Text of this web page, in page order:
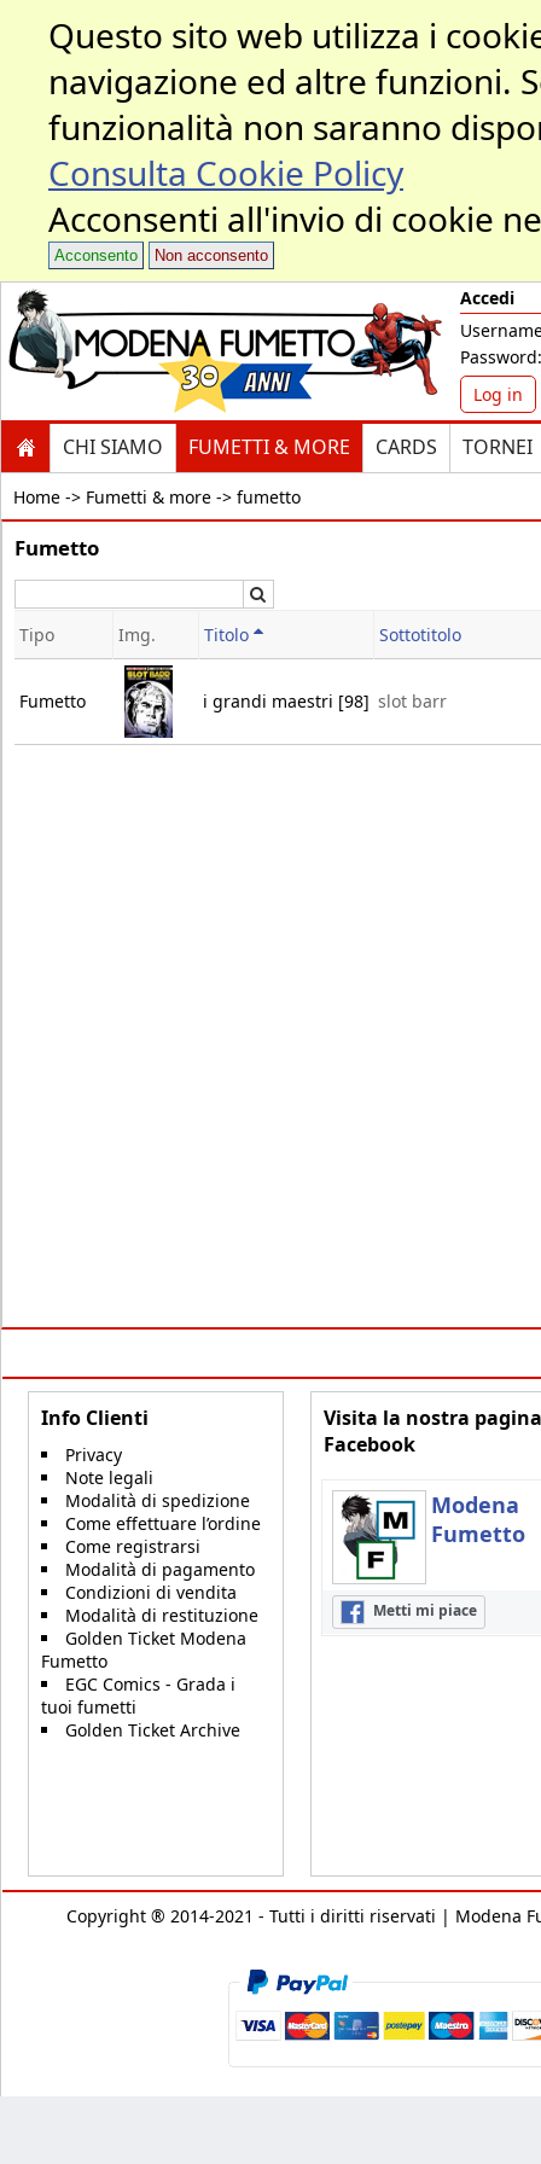
Questo sito web utilizza i
navigazione ed altre funzioni.
funzionalità non saranno
Consulta Cookie Policy
Acconsenti all'invio di cookie
Acconsento Non acconsento
Accedi
Password:
Log in
CHI SIAMO FUMETTI & MORE CARDS TORNEI
Home -> Fumetti & more -> fumetto
Fumetto
Tipo Img. Titolo Sottotitolo
Fumetto i grandi maestri [98] slot barr
Info Clienti
Privacy
Note legali
Modalità di spedizione
Come effettuare l’ordine
Come registrarsi
Modalità di pagamento
Condizioni di vendita
Modalità di restituzione
Golden Ticket Modena
Fumetto
EGC Comics - Grada i
tuoi fumetti
Golden Ticket Archive
Visita la nostra pagina
Facebook
Modena
Fumetto
Metti mi piace
Copyright ® 2014-2021 - Tutti i diritti riservati | Modena